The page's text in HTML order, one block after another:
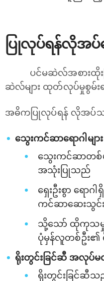
ပြုလုပ်ရန်လိုအပ်သ
ပင်မဆဲလ်အစားထိုး
ဆဲလ်များ ထုတ်လုပ်မှုစွမ်
အဓိကပြုလုပ်ရန် လိုအပ်သည့်
သွေးကင်ဆာရောဂါများ
သွေးကင်ဆာတစ်
အသုံးပြုသည်
ရှေးဦးစွာ ရေ
ကင်ဆာဆေးသွင်
သို့သော် ထိုကုသမှု
ပုံမှန်လူတစ်ဦး၏
ရိုးတွင်းခြင်ဆီ အလုပ်မ
ရိုးတွင်းခြင်ဆီသ